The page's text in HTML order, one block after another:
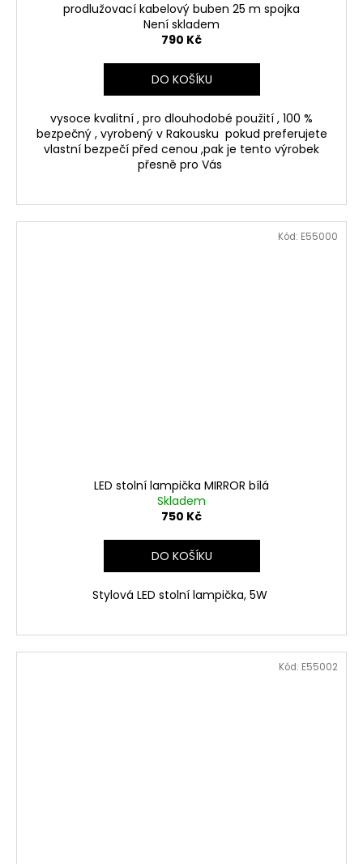
prodlužovací kabelový buben 25 m spojka
Není skladem
790 Kč
DO KOŠÍKU
vysoce kvalitní , pro dlouhodobé použití , 100 %
bezpečný , vyrobený v Rakousku pokud preferujete
vlastní bezpečí před cenou ,pak je tento výrobek
přesně pro Vás
LED stolní lampička MIRROR bílá
Skladem
750 Kč
DO KOŠÍKU
Stylová LED stolní lampička, 5W
Kód: E55000
Kód: E55002